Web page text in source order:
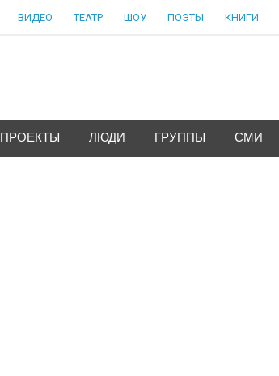
ВИДЕО ТЕАТР ШОУ ПОЭТЫ КНИГИ
ПРОЕКТЫ ЛЮДИ ГРУППЫ СМИ